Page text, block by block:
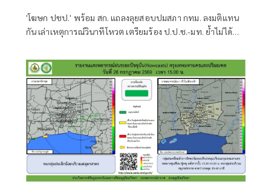
'โฆษก ปชป.' พร้อม สก. แถลงลุยสอบปมสภา กทม. ลงมติแทน
กัน เล่าเหตุการณ์วินาทีโหวต เตรียมร้อง ป.ป.ช.-มท. ย้ำไม่ได้